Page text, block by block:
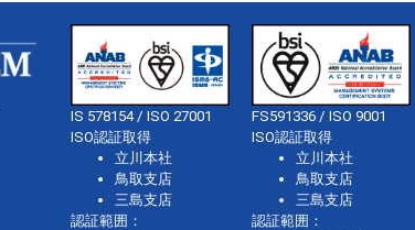
IS 578154 / ISO 27001
ISO認証取得
立川本社
鳥取支店
三島支店
認証範囲：
FS591336 / ISO 9001
ISO認証取得
立川本社
鳥取支店
三島支店
認証範囲：